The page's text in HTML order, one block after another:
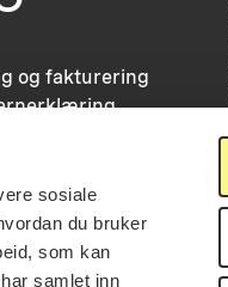
sosiale
du bruker
som kan
samlet inn
og fakturering